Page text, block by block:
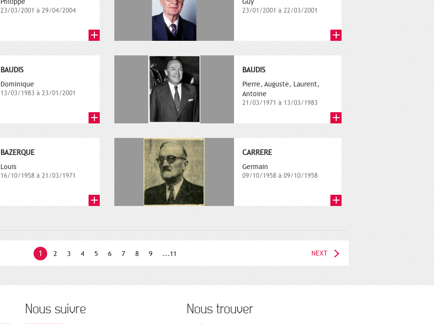
Philippe
23/03/2001 à 29/04/2004
Guy
23/01/2001 à 22/03/2001
BAUDIS
Dominique
13/03/1983 à 23/01/2001
BAUDIS
Pierre, Auguste, Laurent,
Antoine
21/03/1971 à 13/03/1983
BAZERQUE
Louis
16/10/1958 à 21/03/1971
CARRERE
Germain
09/10/1958 à 09/10/1958
1 2 3 4 5 6 7 8 9 ...11 NEXT
Nous suivre Nous trouver